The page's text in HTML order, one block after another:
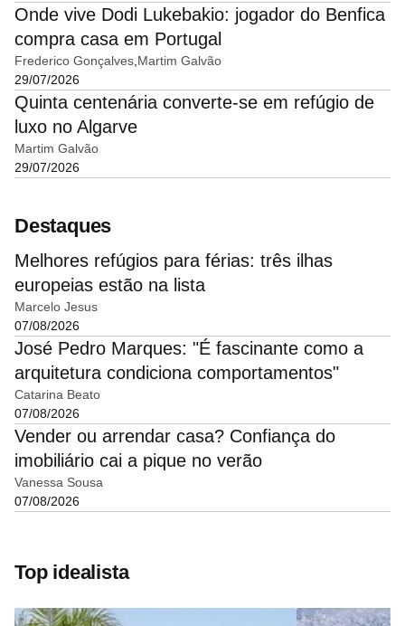
Onde vive Dodi Lukebakio: jogador do Benfica
compra casa em Portugal
Frederico Gonçalves Martim Galvão
29/07/2026
Quinta centenária converte-se em refúgio de
luxo no Algarve
Martim Galvão
29/07/2026
Destaques
Melhores refúgios para férias: três ilhas
europeias estão na lista
Marcelo Jesus
07/08/2026
José Pedro Marques: "É fascinante como a
arquitetura condiciona comportamentos"
Catarina Beato
07/08/2026
Vender ou arrendar casa? Confiança do
imobiliário cai a pique no verão
Vanessa Sousa
07/08/2026
Top idealista